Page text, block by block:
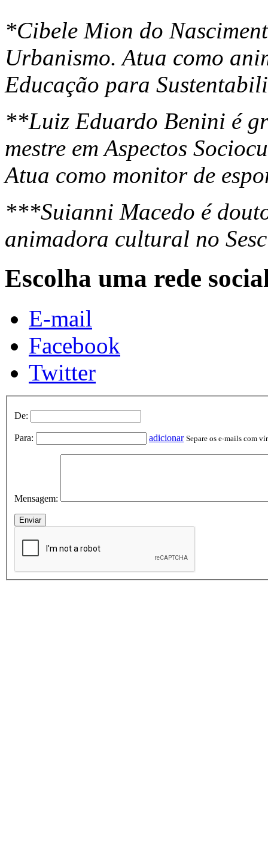
*Cibele Mion do
Urbanismo. Atua como
Educação para
**Luiz Eduardo Benini é
mestre em Aspectos
Atua como monitor de
***Suianni Macedo é
animadora cultural no
Escolha uma rede
E-mail
Facebook
Twitter
De:
Para: adicionar Separe os e-mails com
Mensagem: